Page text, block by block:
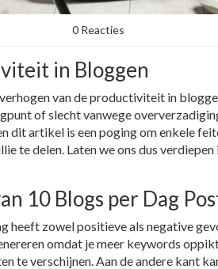
0 Reacties
in Bloggen
van de productiviteit in
of slecht vanwege
dit artikel is een poging om enkele
te delen. Laten we ons dus
10 Blogs per Dag
heeft zowel positieve als negative
omdat je meer keywords
te verschijnen. Aan de andere kant